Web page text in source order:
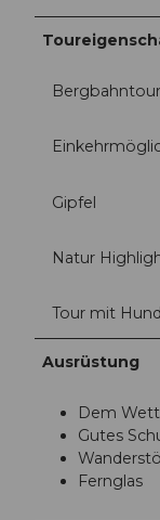
Bergbahntour
Gipfel
Natur
Tour mit Hund
Ausrüstung
Dem
Gutes
Fernglas